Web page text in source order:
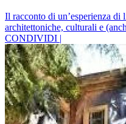
Il racconto di un’esperienza di
architettoniche, culturali e
CONDIVIDI |